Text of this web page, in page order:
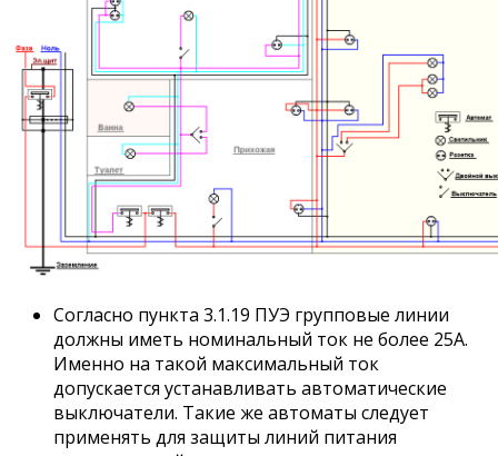
Согласно пункта 3.1.19 ПУЭ групповые линии
должны иметь номинальный ток не более 25А.
Именно на такой максимальный ток
допускается устанавливать автоматические
выключатели. Такие же автоматы следует
применять для защиты линий питания